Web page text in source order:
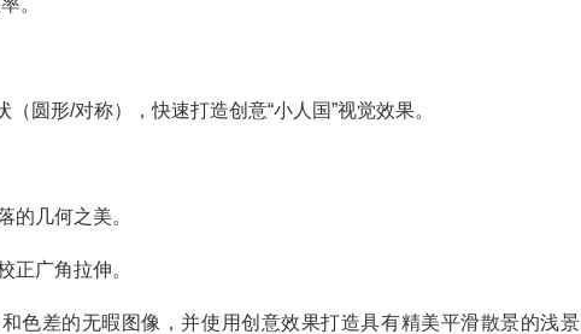
。
圆形/对称），快速打造创意“小人国”视觉效果。
的几何之美。
正广角拉伸。
色差的无暇图像，并使用创意效果打造具有精美平滑散景的浅景